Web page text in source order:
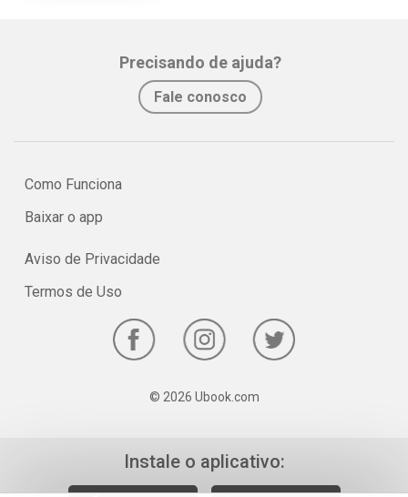
Precisando de ajuda?
Fale conosco
Como Funciona
Baixar o app
Aviso de Privacidade
Termos de Uso
© 2026 Ubook.com
Instale o aplicativo: